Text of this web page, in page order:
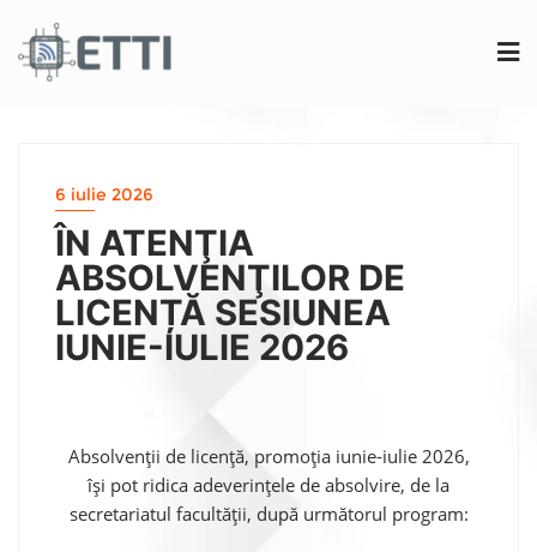
6 iulie 2026
ÎN ATENŢIA
ABSOLVENŢILOR DE
LICENȚĂ SESIUNEA
IUNIE-IULIE 2026
Absolvenţii de licență, promoţia iunie-iulie 2026,
îşi pot ridica adeverinţele de absolvire, de la
secretariatul facultăţii, după următorul program: